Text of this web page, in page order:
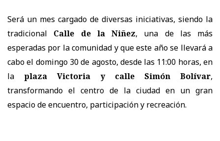
Será un mes cargado de diversas iniciativas, siendo la
tradicional
Calle de la Niñez, una de las más
esperadas por la comunidad y que este año se llevará a
cabo el domingo 30 de agosto, desde las 11:00 horas, en
la
plaza Victoria y calle Simón Bolívar,
transformando el centro de la ciudad en un gran
espacio de encuentro, participación y recreación.